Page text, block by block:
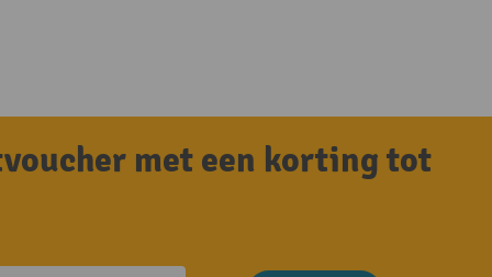
met een korting tot